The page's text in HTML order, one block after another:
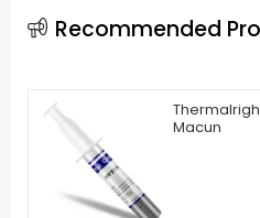
Recommended
Macun